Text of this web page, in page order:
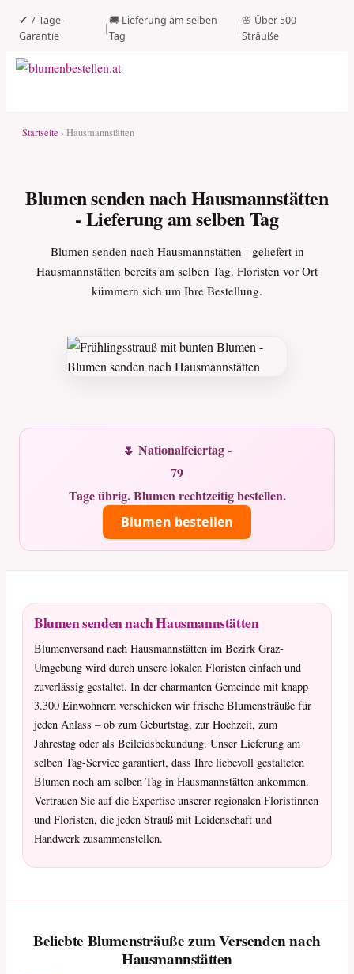
✔ 7-Tage-
Garantie
|
🚚 Lieferung am selben
Tag
|
🌸 Über 500
Sträuße
Startseite › Hausmannstätten
Blumen senden nach Hausmannstätten
- Lieferung am selben Tag
Blumen senden nach Hausmannstätten - geliefert in
Hausmannstätten bereits am selben Tag. Floristen vor Ort
kümmern sich um Ihre Bestellung.
🌷 Nationalfeiertag -
79
Tage übrig. Blumen rechtzeitig bestellen.
Blumen bestellen
Blumen senden nach Hausmannstätten
Blumenversand nach Hausmannstätten im Bezirk Graz-
Umgebung wird durch unsere lokalen Floristen einfach und
zuverlässig gestaltet. In der charmanten Gemeinde mit knapp
3.300 Einwohnern verschicken wir frische Blumensträuße für
jeden Anlass – ob zum Geburtstag, zur Hochzeit, zum
Jahrestag oder als Beileidsbekundung. Unser Lieferung am
selben Tag-Service garantiert, dass Ihre liebevoll gestalteten
Blumen noch am selben Tag in Hausmannstätten ankommen.
Vertrauen Sie auf die Expertise unserer regionalen Floristinnen
und Floristen, die jeden Strauß mit Leidenschaft und
Handwerk zusammenstellen.
Beliebte Blumensträuße zum Versenden nach
Hausmannstätten